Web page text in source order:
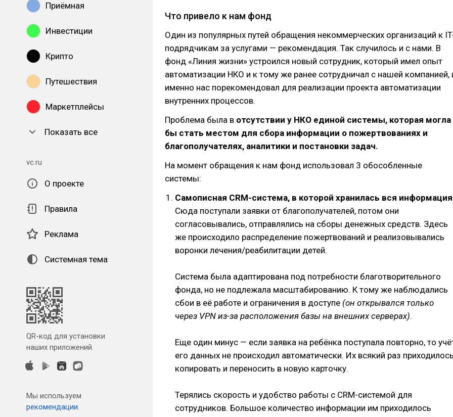
Приёмная
Инвестиции
Крипто
Путешествия
Маркетплейсы
Показать все
vc.ru
О проекте
Правила
Реклама
Системная тема
QR-код для установки
наших приложений.
Мы используем
рекомендации.
Что привело к нам фонд
Один из популярных путей обращения некоммерческих организаций к
подрядчикам за услугами — рекомендация. Так случилось и с нами. В
фонд «Линия жизни» устроился новый сотрудник, который имел опыт
автоматизации НКО и к тому же ранее сотрудничал с нашей компанией,
именно нас порекомендовал для реализации проекта автоматизации
внутренних процессов.
Проблема была в отсутствии у НКО единой системы, которая могла
бы стать местом для сбора информации о пожертвованиях и
благополучателях, аналитики и постановки задач.
На момент обращения к нам фонд использовал 3 обособленные
системы:
Самописная CRM-система, в которой хранилась вся
Сюда поступали заявки от благополучателей, потом они
согласовывались, отправлялись на сборы денежных средств. Здесь
же происходило распределение пожертвований и реализовывались
воронки лечения/реабилитации детей.
Система была адаптирована под потребности благотворительного
фонда, но не подлежала масштабированию. К тому же наблюдались
сбои в её работе и ограничения в доступе (он открывался только
через VPN из-за расположения базы на внешних серверах).
Еще один минус — если заявка на ребёнка поступала повторно, то
его данных не происходил автоматически. Их всякий раз
копировать и переносить в новую карточку.
Терялись скорость и удобство работы с CRM-системой для
сотрудников. Большое количество информации им приходилось